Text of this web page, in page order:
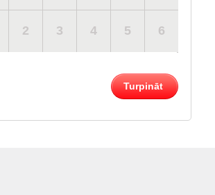
2 3 4 5 6
Turpināt